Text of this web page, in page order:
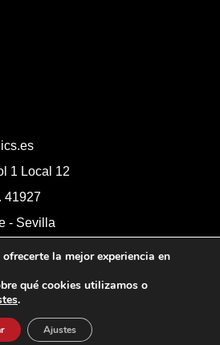
1 Local 12
41927
- Sevilla
reservados.
la mejor experiencia en
qué cookies utilizamos o
.
Ajustes